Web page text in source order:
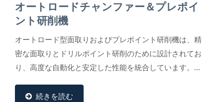
オートロードチャンファー＆プレポイ
ント研削機
オートロード型面取りおよびプレポイント研削機は、精
密な面取りとドリルポイント研削のために設計されてお
り、高度な自動化と安定した性能を統合しています。...
続きを読む